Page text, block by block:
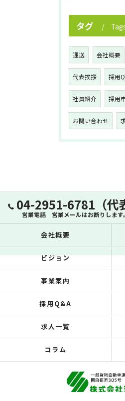
タグ
運送 会社概要
代表挨拶 採用
社員紹介 採用
お問い合わせ
04-2951-6781（代
営業電話 営業メールはお断りします。
会社概要
ビジョン
事業案内
採用Q&A
求人一覧
コラム